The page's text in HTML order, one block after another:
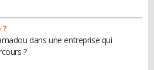
dans une entreprise qui
?